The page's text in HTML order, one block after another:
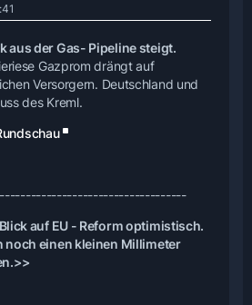
aus der Gas- Pipeline steigt.
Gazprom drängt auf
Versorgern. Deutschland und
des Kreml.
auf EU - Reform optimistisch.
noch einen kleinen Millimeter